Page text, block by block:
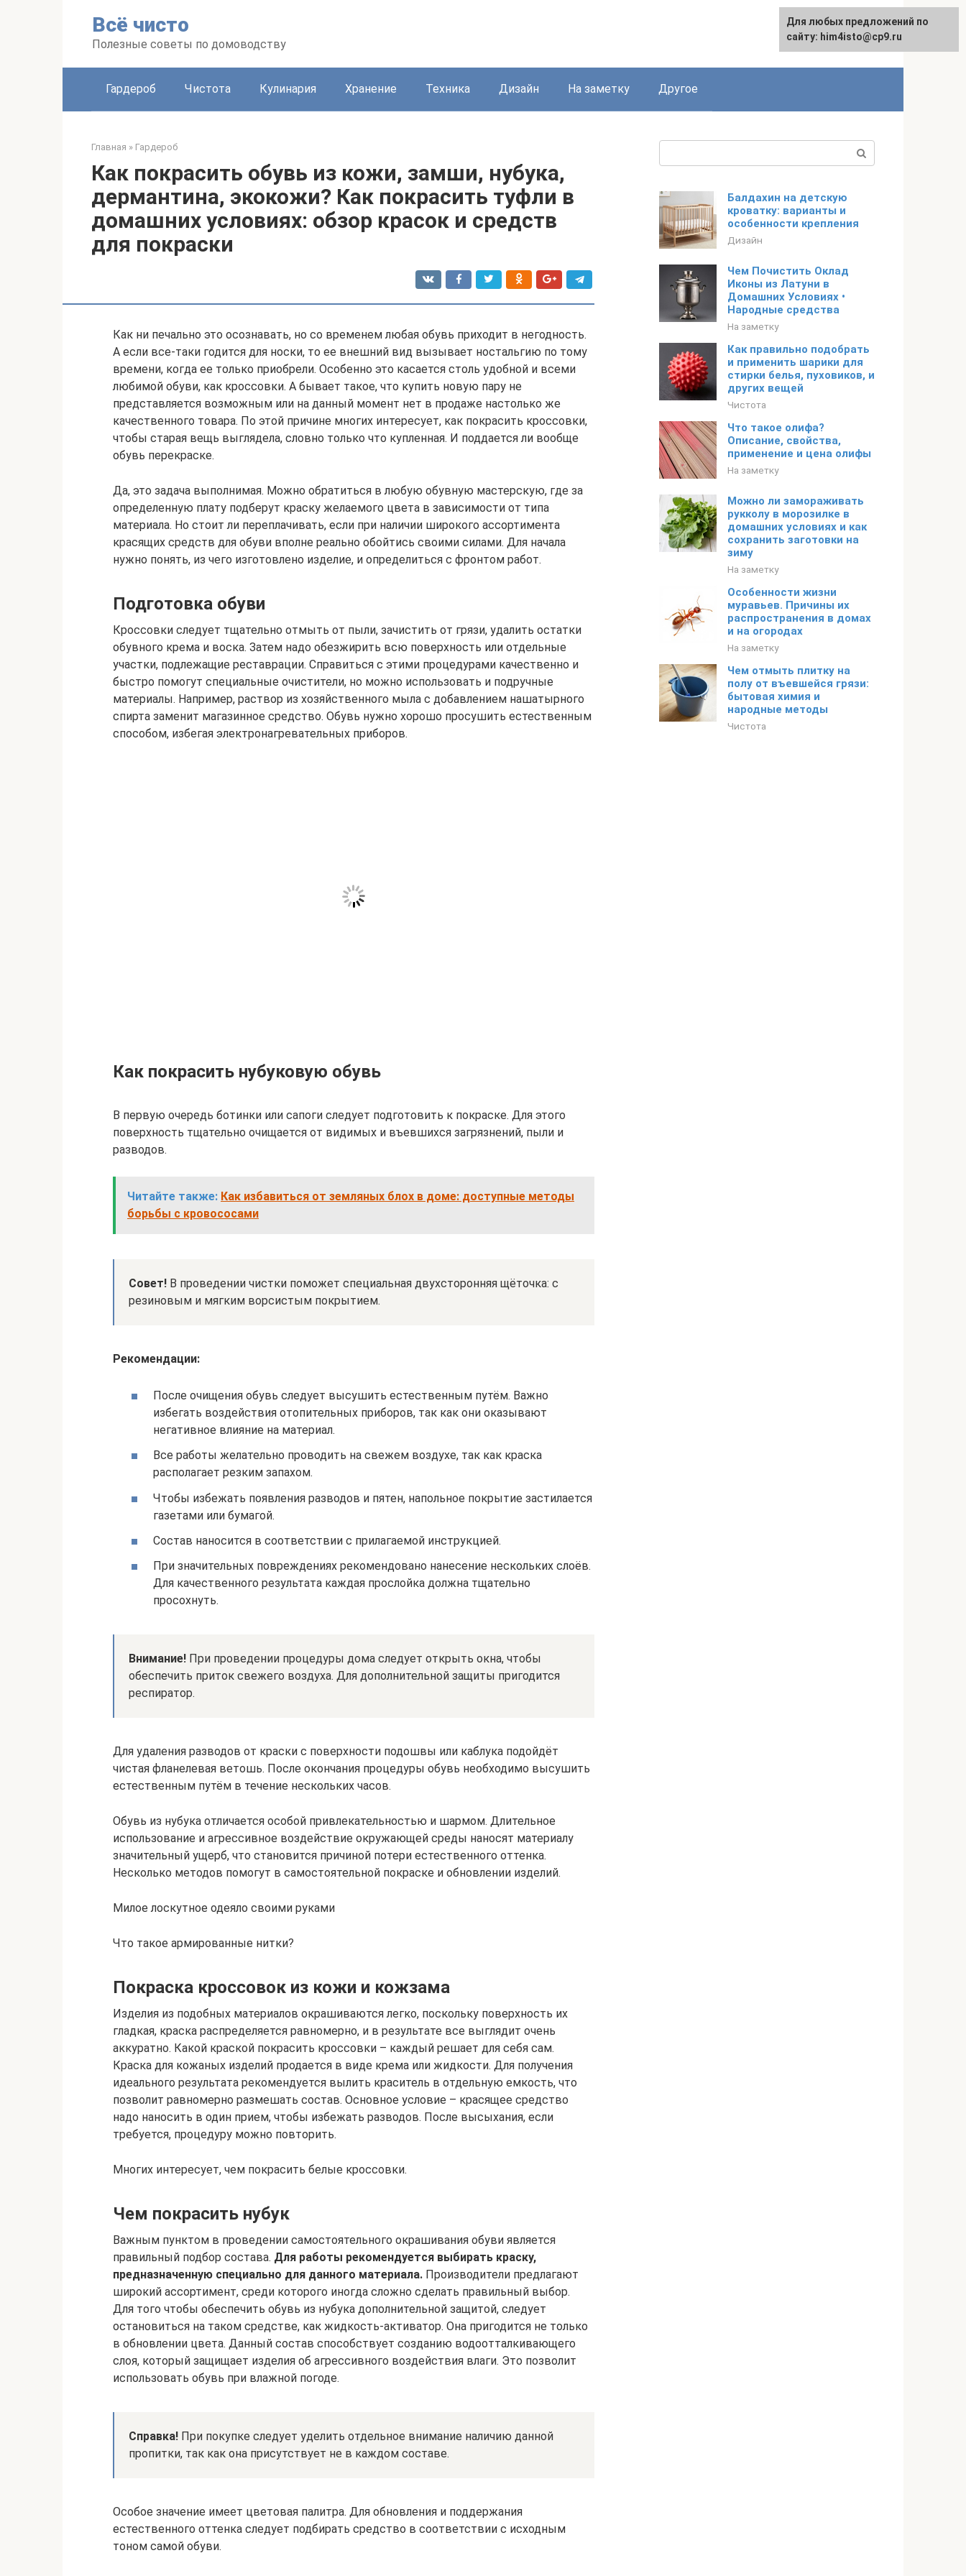
Всё чисто
Полезные советы по домоводству
Гардероб Чистота Кулинария Хранение Техника Дизайн На заметку Другое
Главная » Гардероб
Как покрасить обувь из кожи, замши, нубука,
дермантина, экокожи? Как покрасить туфли в
домашних условиях: обзор красок и средств
для покраски
Как ни печально это осознавать, но со временем любая обувь приходит в негодность.
А если все-таки годится для носки, то ее внешний вид вызывает ностальгию по тому
времени, когда ее только приобрели. Особенно это касается столь удобной и всеми
любимой обуви, как кроссовки. А бывает такое, что купить новую пару не
представляется возможным или на данный момент нет в продаже настолько же
качественного товара. По этой причине многих интересует, как покрасить кроссовки,
чтобы старая вещь выглядела, словно только что купленная. И поддается ли вообще
обувь перекраске.
Да, это задача выполнимая. Можно обратиться в любую обувную мастерскую, где за
определенную плату подберут краску желаемого цвета в зависимости от типа
материала. Но стоит ли переплачивать, если при наличии широкого ассортимента
красящих средств для обуви вполне реально обойтись своими силами. Для начала
нужно понять, из чего изготовлено изделие, и определиться с фронтом работ.
Подготовка обуви
Кроссовки следует тщательно отмыть от пыли, зачистить от грязи, удалить остатки
обувного крема и воска. Затем надо обезжирить всю поверхность или отдельные
участки, подлежащие реставрации. Справиться с этими процедурами качественно и
быстро помогут специальные очистители, но можно использовать и подручные
материалы. Например, раствор из хозяйственного мыла с добавлением нашатырного
спирта заменит магазинное средство. Обувь нужно хорошо просушить естественным
способом, избегая электронагревательных приборов.
Как покрасить нубуковую обувь
В первую очередь ботинки или сапоги следует подготовить к покраске. Для этого
поверхность тщательно очищается от видимых и въевшихся загрязнений, пыли и
разводов.
Читайте также: Как избавиться от земляных блох в доме: доступные методы
борьбы с кровососами
Совет! В проведении чистки поможет специальная двухсторонняя щёточка: с
резиновым и мягким ворсистым покрытием.
Рекомендации:
После очищения обувь следует высушить естественным путём. Важно
избегать воздействия отопительных приборов, так как они оказывают
негативное влияние на материал.
Все работы желательно проводить на свежем воздухе, так как краска
располагает резким запахом.
Чтобы избежать появления разводов и пятен, напольное покрытие застилается
газетами или бумагой.
Состав наносится в соответствии с прилагаемой инструкцией.
При значительных повреждениях рекомендовано нанесение нескольких слоёв.
Для качественного результата каждая прослойка должна тщательно
просохнуть.
Внимание! При проведении процедуры дома следует открыть окна, чтобы
обеспечить приток свежего воздуха. Для дополнительной защиты пригодится
респиратор.
Для удаления разводов от краски с поверхности подошвы или каблука подойдёт
чистая фланелевая ветошь. После окончания процедуры обувь необходимо высушить
естественным путём в течение нескольких часов.
Обувь из нубука отличается особой привлекательностью и шармом. Длительное
использование и агрессивное воздействие окружающей среды наносят материалу
значительный ущерб, что становится причиной потери естественного оттенка.
Несколько методов помогут в самостоятельной покраске и обновлении изделий.
Милое лоскутное одеяло своими руками
Что такое армированные нитки?
Покраска кроссовок из кожи и кожзама
Изделия из подобных материалов окрашиваются легко, поскольку поверхность их
гладкая, краска распределяется равномерно, и в результате все выглядит очень
аккуратно. Какой краской покрасить кроссовки – каждый решает для себя сам.
Краска для кожаных изделий продается в виде крема или жидкости. Для получения
идеального результата рекомендуется вылить краситель в отдельную емкость, что
позволит равномерно размешать состав. Основное условие – красящее средство
надо наносить в один прием, чтобы избежать разводов. После высыхания, если
требуется, процедуру можно повторить.
Многих интересует, чем покрасить белые кроссовки.
Чем покрасить нубук
Важным пунктом в проведении самостоятельного окрашивания обуви является
правильный подбор состава. Для работы рекомендуется выбирать краску,
предназначенную специально для данного материала. Производители предлагают
широкий ассортимент, среди которого иногда сложно сделать правильный выбор.
Для того чтобы обеспечить обувь из нубука дополнительной защитой, следует
остановиться на таком средстве, как жидкость-активатор. Она пригодится не только
в обновлении цвета. Данный состав способствует созданию водоотталкивающего
слоя, который защищает изделия об агрессивного воздействия влаги. Это позволит
использовать обувь при влажной погоде.
Справка! При покупке следует уделить отдельное внимание наличию данной
пропитки, так как она присутствует не в каждом составе.
Особое значение имеет цветовая палитра. Для обновления и поддержания
естественного оттенка следует подбирать средство в соответствии с исходным
тоном самой обуви.
Балдахин на детскую
кроватку: варианты и
особенности крепления
Дизайн
Чем Почистить Оклад
Иконы из Латуни в
Домашних Условиях •
Народные средства
На заметку
Как правильно подобрать
и применить шарики для
стирки белья, пуховиков, и
других вещей
Чистота
Что такое олифа?
Описание, свойства,
применение и цена олифы
На заметку
Можно ли замораживать
рукколу в морозилке в
домашних условиях и как
сохранить заготовки на
зиму
На заметку
Особенности жизни
муравьев. Причины их
распространения в домах
и на огородах
На заметку
Чем отмыть плитку на
полу от въевшейся грязи:
бытовая химия и
народные методы
Чистота
Для любых предложений по
сайту: him4isto@cp9.ru